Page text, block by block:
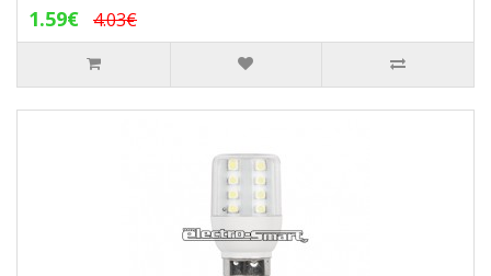
1.59€ 4.03€